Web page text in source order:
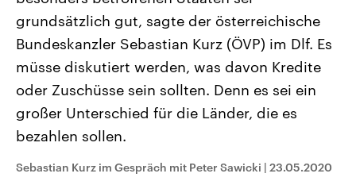
Landtagswahl Sachsen-Anhalt
2026
Alle Informationen
Sachsen-Anhalt wählt am 6.
September 2026 einen neuen
Landtag. Seit 2021 wird das
Bundesland von einer Koalition aus
Umfragen, Prognosen,
Wahlprogramme, aktuelle Berichte
und Hintergründe zu den Parteien
Wahl.
USA
Aktuelle Beiträge,
Hintergründe
Wirtschaftlich und
gehören die Vereinigten
den mächtigsten Ländern
mit großem Einfluss auf
Sendungen Programm
grundsätzlich gut, sagte der österreichische
Bundeskanzler Sebastian Kurz (ÖVP) im Dlf. Es
müsse diskutiert werden, was davon Kredite
oder Zuschüsse sein sollten. Denn es sei ein
großer Unterschied für die Länder, die es
bezahlen sollen.
Sebastian Kurz im Gespräch mit Peter Sawicki | 23.05.2020